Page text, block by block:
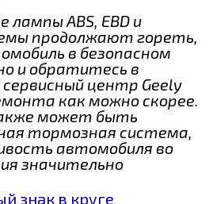
лампы ABS, EBD и
продолжают гореть,
в безопасном
и обратитесь в
центр Geely
как можно скорее.
может быть
тормозная система,
автомобиля во
значительно